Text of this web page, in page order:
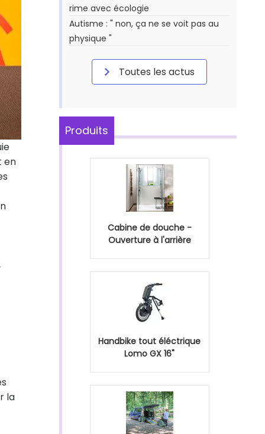
en
la
rime avec écologie
Autisme : " non, ça ne se voit pas au
physique "
Toutes les actus
Produits
Cabine de douche -
Ouverture à l'arrière
Handbike tout éléctrique
Lomo GX 16"